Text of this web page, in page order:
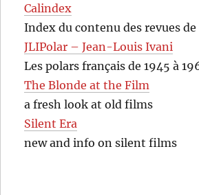
Calindex
Index du contenu des revues
JLIPolar – Jean-Louis Ivani
Les polars français de 1945 à
The Blonde at the Film
a fresh look at old films
Silent Era
new and info on silent films